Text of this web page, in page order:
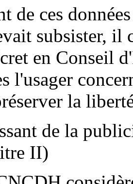
de ces
subsister, il
en Conseil
l'usager
la
de la
II)